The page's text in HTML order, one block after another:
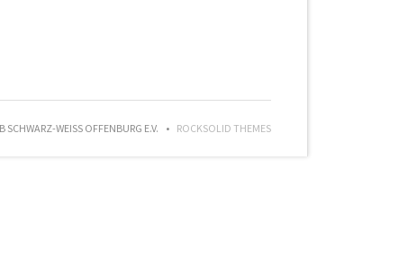
WEISS OFFENBURG E.V. ROCKSOLID THEMES